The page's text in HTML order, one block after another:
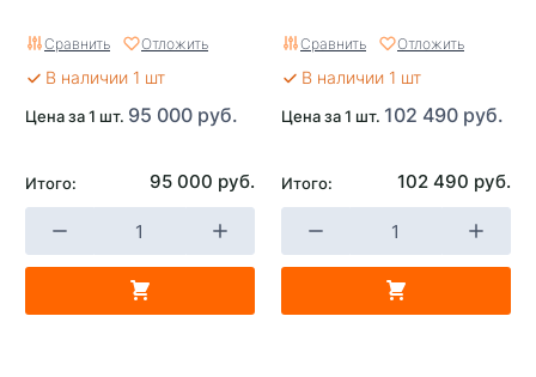
Сравнить Отложить
В наличии 1 шт
Цена за 1 шт. 95 000 руб.
Итого: 95 000 руб.
Сравнить Отложить
В наличии 1 шт
Цена за 1 шт. 102 490 руб.
Итого: 102 490 руб.